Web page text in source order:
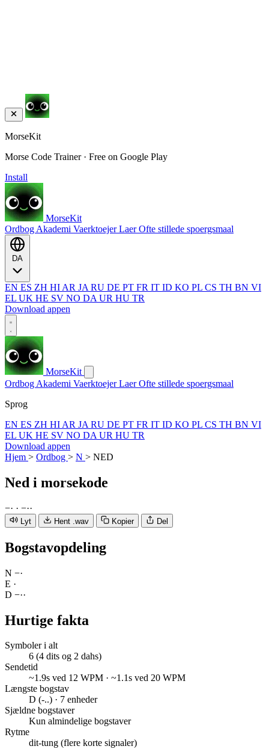
MorseKit
Morse Code Trainer · Free on Google Play
Install
MorseKit
Ordbog Akademi VaerktoejerLaerOfte stillede spoergsmaal
EN ES ZH HI AR JA RU DE PT FR IT ID KO PL CS TH BN VI
EL UK HE SV NO DA UR HU TR
Download appen
MorseKit
Ordbog Akademi VaerktoejerLaerOfte stillede spoergsmaal
Sprog
EN ES ZH HI AR JA RU DE PT FR IT ID KO PL CS TH BN VI
EL UK HE SV NO DA UR HU TR
Download appen
Hjem > Ordbog > N > NED
Ned i morsekode
−· · −··
Lyt Hent .wav Kopier Del
Bogstavopdeling
N −·
E ·
D −··
Hurtige fakta
Symboler i alt
6 (4 dits og 2 dahs)
Sendetid
~1.9s ved 12 WPM · ~1.1s ved 20 WPM
Længste bogstav
D (-..) · 7 enheder
Sjældne bogstaver
Kun almindelige bogstaver
Rytme
dit-tung (flere korte signaler)